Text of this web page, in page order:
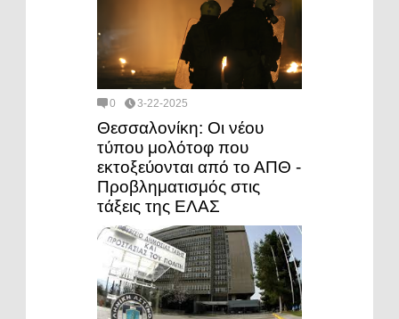
0 3-22-2025
Θεσσαλονίκη: Οι νέου
τύπου μολότοφ που
εκτοξεύονται από το ΑΠΘ -
Προβληματισμός στις
τάξεις της ΕΛΑΣ